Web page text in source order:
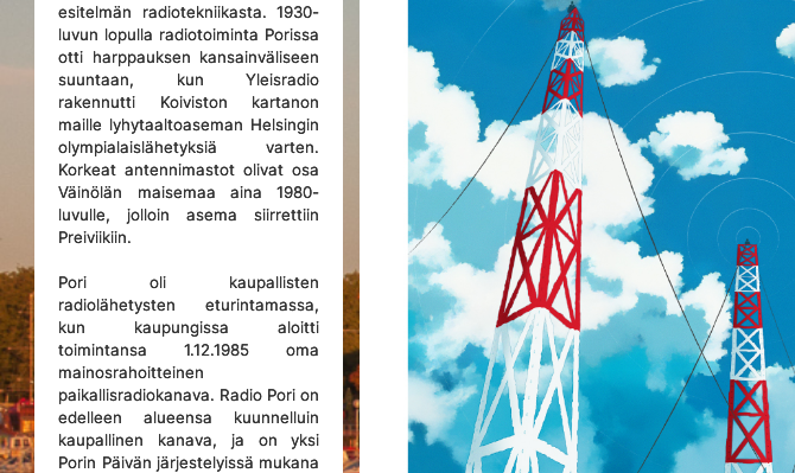
esitelmän radiotekniikasta. 1930-
luvun lopulla radiotoiminta Porissa
otti harppauksen kansainväliseen
suuntaan, kun Yleisradio
rakennutti Koiviston kartanon
maille lyhytaaltoaseman Helsingin
olympialaislähetyksiä varten.
Korkeat antennimastot olivat osa
Väinölän maisemaa aina 1980-
luvulle, jolloin asema siirrettiin
Preiviikiin.
Pori oli kaupallisten
radiolähetysten eturintamassa,
kun kaupungissa aloitti
toimintansa 1.12.1985 oma
mainosrahoitteinen
paikallisradiokanava. Radio Pori on
edelleen alueensa kuunnelluin
kaupallinen kanava, ja on yksi
Porin Päivän järjestelyissä mukana